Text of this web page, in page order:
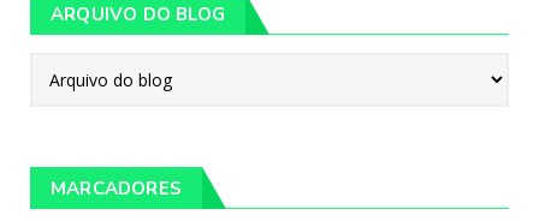
ARQUIVO DO BLOG
MARCADORES